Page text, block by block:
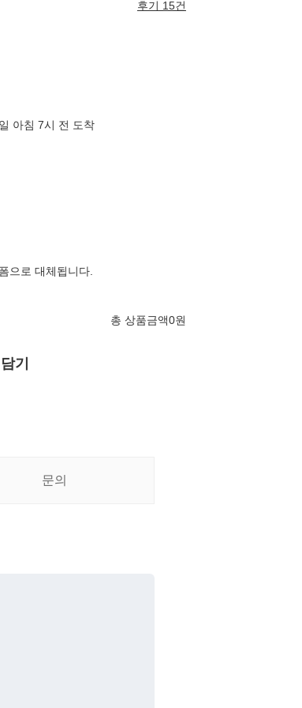
후기 15건
아침 7시 전 도착
으로 대체됩니다.
총 상품금액0원
기
문의